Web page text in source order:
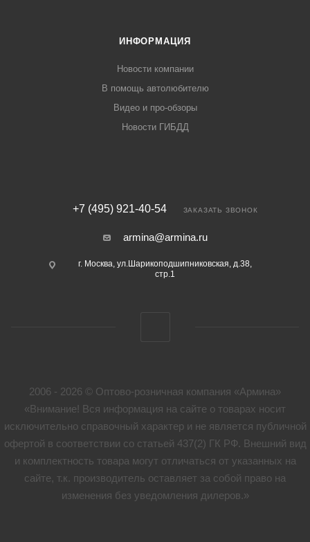
ИНФОРМАЦИЯ
Новости компании
В помощь автолюбителю
Видео и про-обзоры
Новости ГИБДД
+7 (495) 921-40-54 ЗАКАЗАТЬ ЗВОНОК
armina@armina.ru
г. Москва, ул.Шарикоподшипниковская, д.38,
стр.1
2006 - 2026 © Оптово-розничная компания «Армина»
«Внимание! Вся информация на сайте о товарах носит
исключительно справочный характер и не является публичной
офертой в соответствии со статьей 437(2) ГК РФ. Внешний вид
и комплектность товара могут отличаться от указанных на
сайте, т.к. производитель оставляет за собой право на
изменения без уведомления дилеров.»